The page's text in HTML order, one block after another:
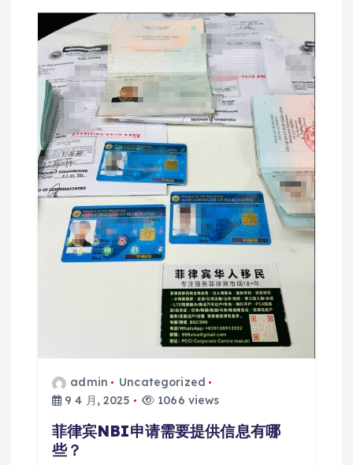
admin
Uncategorized
9 4 月, 2025
1066 views
菲律宾NBI申请需要提供信息有哪
些？